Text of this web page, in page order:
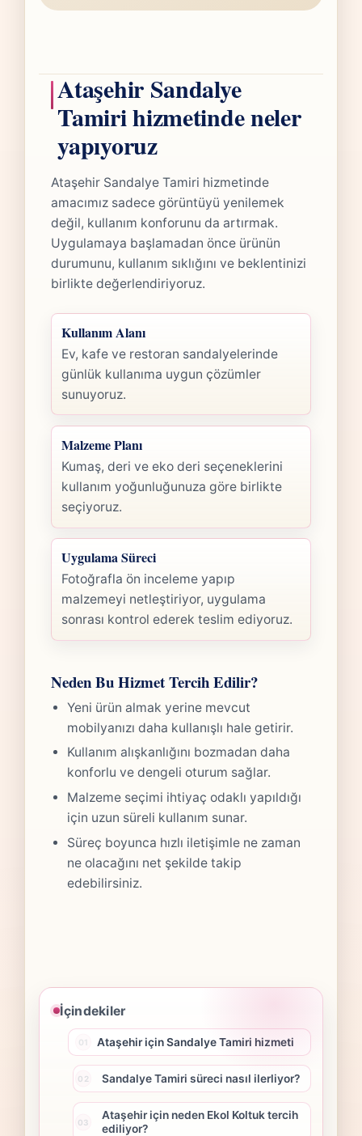
Ataşehir Sandalye
Tamiri hizmetinde neler
yapıyoruz
Ataşehir Sandalye Tamiri hizmetinde
amacımız sadece görüntüyü yenilemek
değil, kullanım konforunu da artırmak.
Uygulamaya başlamadan önce ürünün
durumunu, kullanım sıklığını ve beklentinizi
birlikte değerlendiriyoruz.
Kullanım Alanı
Ev, kafe ve restoran sandalyelerinde
günlük kullanıma uygun çözümler
sunuyoruz.
Malzeme Planı
Kumaş, deri ve eko deri seçeneklerini
kullanım yoğunluğunuza göre birlikte
seçiyoruz.
Uygulama Süreci
Fotoğrafla ön inceleme yapıp
malzemeyi netleştiriyor, uygulama
sonrası kontrol ederek teslim ediyoruz.
Neden Bu Hizmet Tercih Edilir?
Yeni ürün almak yerine mevcut
mobilyanızı daha kullanışlı hale getirir.
Kullanım alışkanlığını bozmadan daha
konforlu ve dengeli oturum sağlar.
Malzeme seçimi ihtiyaç odaklı yapıldığı
için uzun süreli kullanım sunar.
Süreç boyunca hızlı iletişimle ne zaman
ne olacağını net şekilde takip
edebilirsiniz.
İçindekiler
Ataşehir için Sandalye Tamiri hizmeti
Sandalye Tamiri süreci nasıl ilerliyor?
Ataşehir için neden Ekol Koltuk tercih
ediliyor?